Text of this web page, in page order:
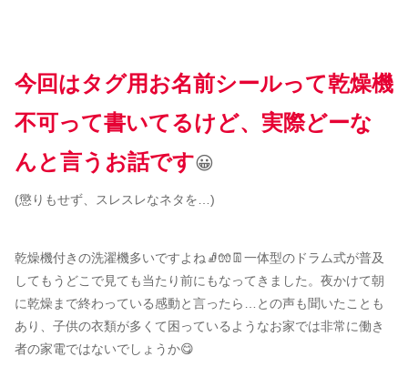
今回はタグ用お名前シールって乾燥機
不可って書いてるけど、実際どーな
んと言うお話です😀
(懲りもせず、スレスレなネタを…)
乾燥機付きの洗濯機多いですよね🧦🧤👖一体型のドラム式が普及
してもうどこで見ても当たり前にもなってきました。夜かけて朝
に乾燥まで終わっている感動と言ったら…との声も聞いたことも
あり、子供の衣類が多くて困っているようなお家では非常に働き
者の家電ではないでしょうか😋